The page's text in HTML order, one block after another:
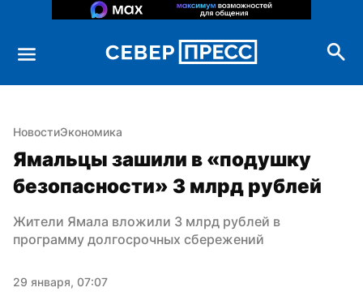
НовостиЭкономика
Ямальцы зашили в «подушку
безопасности» 3 млрд рублей
Жители Ямала вложили 3 млрд рублей в
программу долгосрочных сбережений
29 января, 07:07